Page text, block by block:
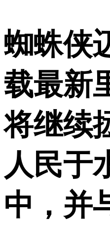
蜘蛛侠
载最新
将继续
人民于
中，并